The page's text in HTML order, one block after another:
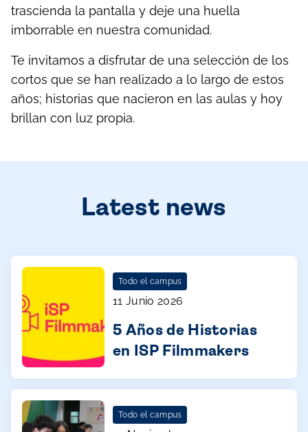
trascienda la pantalla y deje una huella
imborrable en nuestra comunidad.
Te invitamos a disfrutar de una selección de los
cortos que se han realizado a lo largo de estos
años; historias que nacieron en las aulas y hoy
brillan con luz propia.
Latest news
Todo el campus
11 Junio 2026
5 Años de Historias
en ISP Filmmakers
Todo el campus